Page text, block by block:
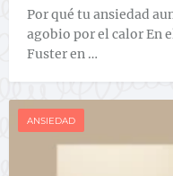
Por qué tu ansiedad
agobio por el calor En
Fuster en …
ANSIEDAD